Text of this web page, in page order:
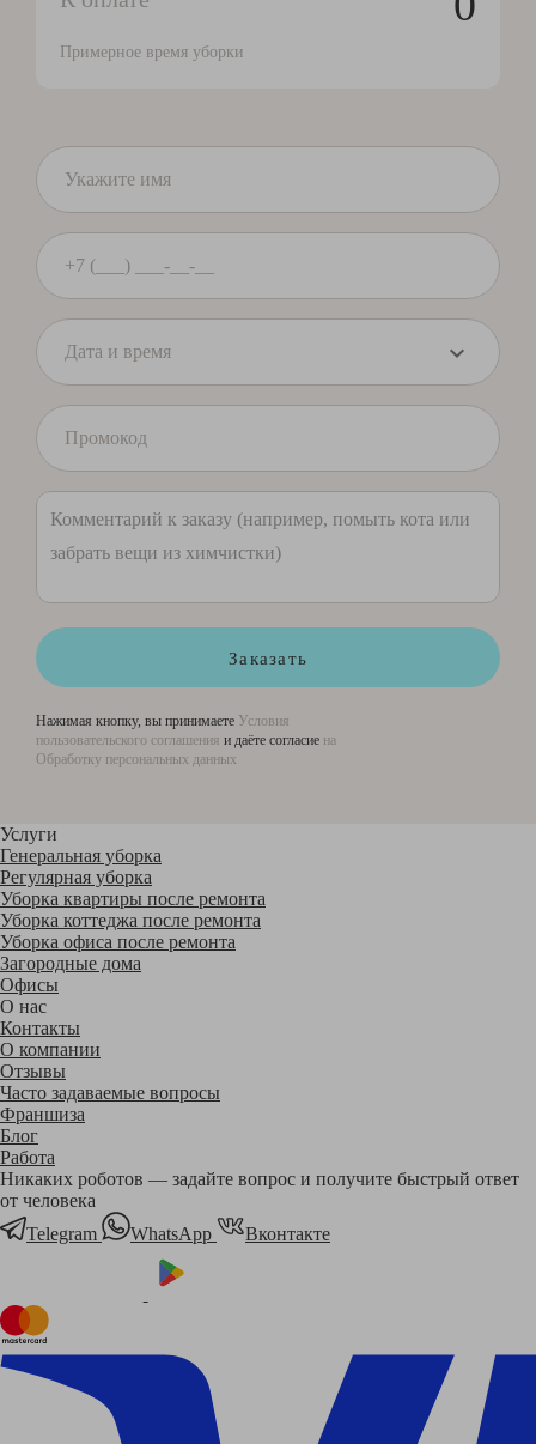
Примерное время уборки
Заказать
Нажимая кнопку, вы принимаете Условия
пользовательского соглашения и даёте согласие на
Обработку персональных данных
Услуги
Генеральная уборка
Регулярная уборка
Уборка квартиры после ремонта
Уборка коттеджа после ремонта
Уборка офиса после ремонта
Загородные дома
Офисы
О нас
Контакты
О компании
Отзывы
Часто задаваемые вопросы
Франшиза
Блог
Работа
Никаких роботов — задайте вопрос и получите быстрый ответ
от человека
Telegram
WhatsApp Вконтакте